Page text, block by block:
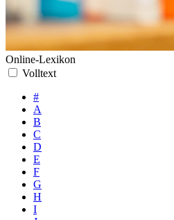
Online-Lexikon
Volltext
#
A
B
C
D
E
F
G
H
I